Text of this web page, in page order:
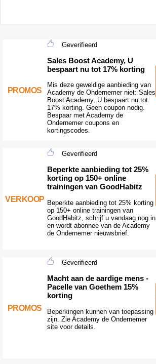
PROMOS
Geverifieerd
Sales Boost Academy, U
bespaart nu tot 17% korting
Mis deze geweldige aanbieding van
Academy de Ondernemer niet: Sales
Boost Academy, U bespaart nu tot
17% korting. Geen coupon nodig.
Bespaar met Academy de
Ondernemer coupons en
kortingscodes.
VERKOOP
Geverifieerd
Beperkte aanbieding tot 25%
korting op 150+ online
trainingen van GoodHabitz
Beperkte aanbieding tot 25% korting
op 150+ online trainingen van
GoodHabitz, schrijf u vandaag nog in
en wordt abonnee van de Academy
de Ondernemer nieuwsbrief.
PROMOS
Geverifieerd
Macht aan de aardige mens -
Pacelle van Goethem 15%
korting
Beperkingen kunnen van toepassing
zijn. Zie Academy de Ondernemer
site voor details.